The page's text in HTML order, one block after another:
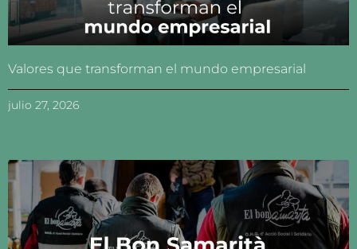
Valores que transforman el mundo empresarial
julio 27, 2026